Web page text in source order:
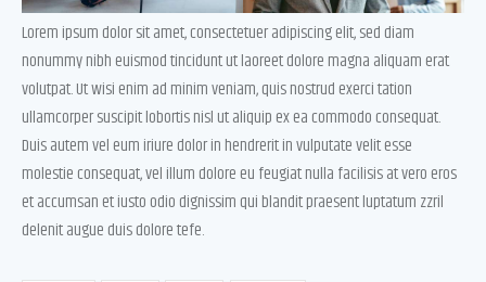
Lorem ipsum dolor sit amet, consectetuer adipiscing elit, sed diam
nonummy nibh euismod tincidunt ut laoreet dolore magna aliquam erat
volutpat. Ut wisi enim ad minim veniam, quis nostrud exerci tation
ullamcorper suscipit lobortis nisl ut aliquip ex ea commodo consequat.
Duis autem vel eum iriure dolor in hendrerit in vulputate velit esse
molestie consequat, vel illum dolore eu feugiat nulla facilisis at vero eros
et accumsan et iusto odio dignissim qui blandit praesent luptatum zzril
delenit augue duis dolore tefe.